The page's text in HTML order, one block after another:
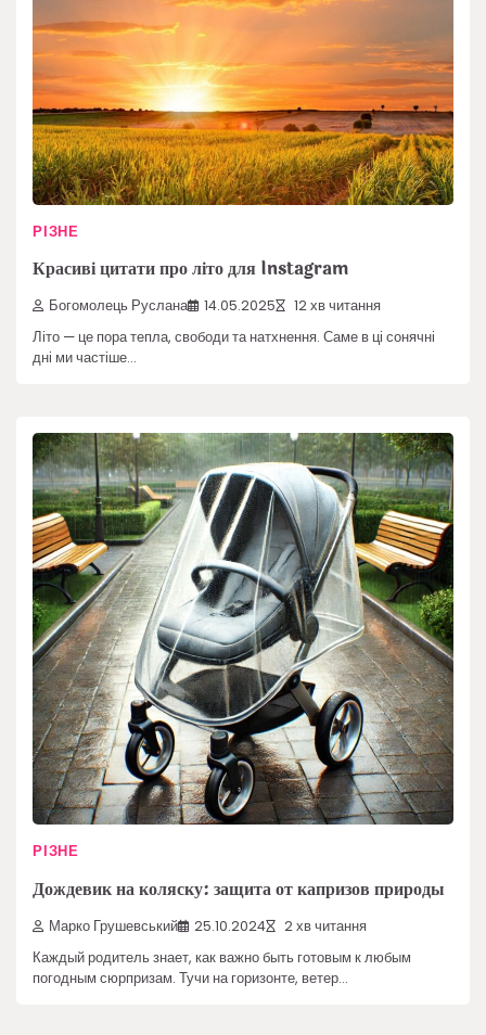
РІЗНЕ
Красиві цитати про літо для Instagram
Богомолець Руслана 14.05.2025 12 хв читання
Літо — це пора тепла, свободи та натхнення. Саме в ці сонячні
дні ми частіше…
РІЗНЕ
Дождевик на коляску: защита от капризов природы
Марко Грушевський 25.10.2024 2 хв читання
Каждый родитель знает, как важно быть готовым к любым
погодным сюрпризам. Тучи на горизонте, ветер…